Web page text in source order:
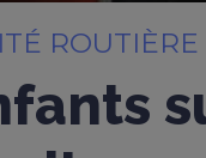
ROUTIÈRE